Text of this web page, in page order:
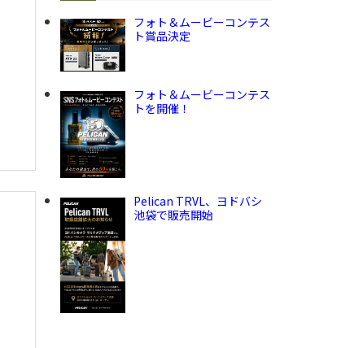
フォト＆ムービーコンテス
ト賞品決定
フォト＆ムービーコンテス
トを開催！
Pelican TRVL、ヨドバシ
池袋で販売開始